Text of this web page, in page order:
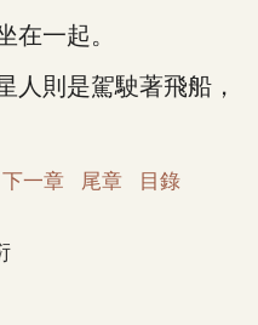
一起。
則是駕駛著飛船，
下一章 尾章 目錄